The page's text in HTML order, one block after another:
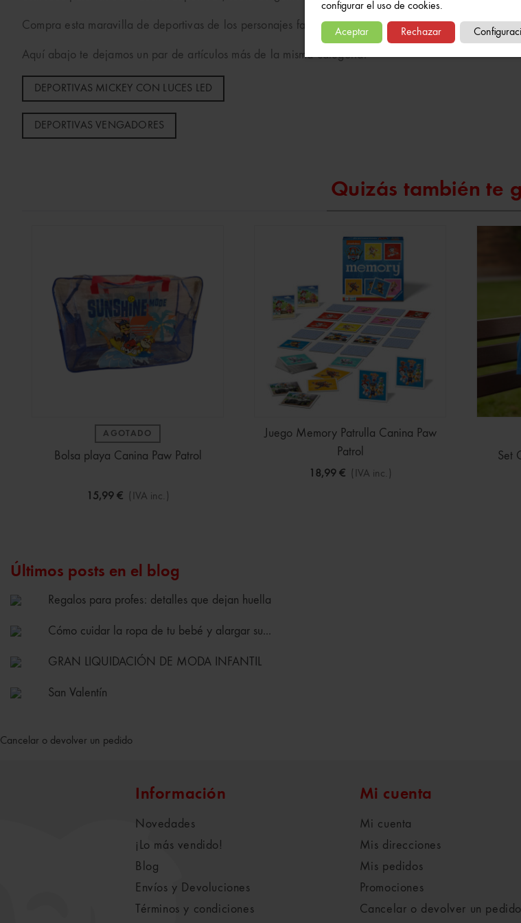
configurar el uso de cookies.
Aceptar Rechazar
Compra esta maravilla de deportivas de los personajes favoritos de los más pequeños!!!
Aquí abajo te dejamos un par de artículos más de la misma categoría:
DEPORTIVAS MICKEY CON LUCES LED
DEPORTIVAS VENGADORES
Quizás también te
AGOTADO
Bolsa playa Canina Paw Patrol
15,99 € (IVA inc.)
Juego Memory Patrulla Canina Paw
Patrol
18,99 € (IVA inc.)
Set
Últimos posts en el blog
Regalos para profes: detalles que dejan huella
Cómo cuidar la ropa de tu bebé y alargar su...
GRAN LIQUIDACIÓN DE MODA INFANTIL
San Valentín
Cancelar o devolver un pedido
Información
Novedades
¡Lo más vendido!
Blog
Envíos y Devoluciones
Términos y condiciones
Mi cuenta
Mi cuenta
Mis direcciones
Mis pedidos
Promociones
Cancelar o devolver un pedido